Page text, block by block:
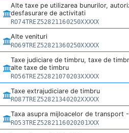
Alte taxe pe utilizarea bunurilor,
desfasurare de activitati
RO74TREZ52821160250XXXXX
Alte venituri
RO69TREZ52821360250XXXXX
Taxe judiciare de timbru, taxe de
alte taxe de timbru
RO56TREZ52821070203XXXXX
Taxe extrajudiciare de timbru
RO87TREZ52821340202XXXXX
Taxa asupra mijloacelor de transport
RO53TREZ5282116020201XXX